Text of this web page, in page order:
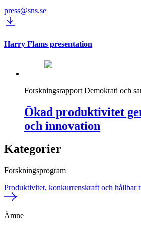
press@sns.se
Harry Flams presentation
Forskningsrapport Demokrati och
Ökad produktivitet
och innovation
Kategorier
Forskningsprogram
Produktivitet, konkurrenskraft och hållbar
Ämne